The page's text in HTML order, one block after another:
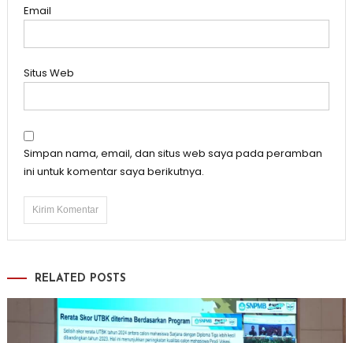
Email
Situs Web
Simpan nama, email, dan situs web saya pada peramban
ini untuk komentar saya berikutnya.
RELATED POSTS